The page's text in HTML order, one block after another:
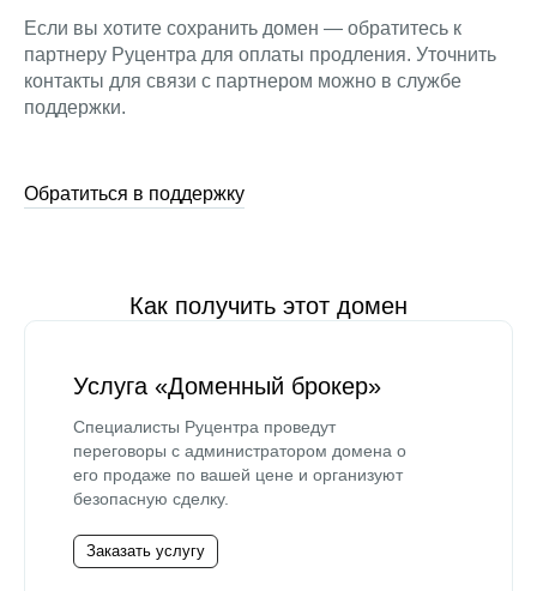
Если вы хотите сохранить домен — обратитесь к
партнеру Руцентра для оплаты продления. Уточнить
контакты для связи с партнером можно в службе
поддержки.
Обратиться в поддержку
Как получить этот домен
Услуга «Доменный брокер»
Специалисты Руцентра проведут
переговоры с администратором домена о
его продаже по вашей цене и организуют
безопасную сделку.
Заказать услугу